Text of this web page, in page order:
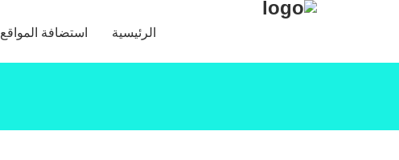
الرئيسية استضافة المواقع